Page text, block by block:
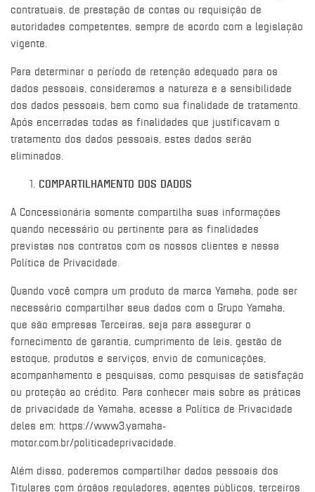
contratuais, de prestação de contas ou requisição de
autoridades competentes, sempre de acordo com a legislação
vigente.
Para determinar o período de retenção adequado para os
dados pessoais, consideramos a natureza e a sensibilidade
dos dados pessoais, bem como sua finalidade de tratamento.
Após encerradas todas as finalidades que justificavam o
tratamento dos dados pessoais, estes dados serão
eliminados.
COMPARTILHAMENTO DOS DADOS
A Concessionária somente compartilha suas informações
quando necessário ou pertinente para as finalidades
previstas nos contratos com os nossos clientes e nessa
Política de Privacidade.
Quando você compra um produto da marca Yamaha, pode ser
necessário compartilhar seus dados com o Grupo Yamaha,
que são empresas Terceiras, seja para assegurar o
fornecimento de garantia, cumprimento de leis, gestão de
estoque, produtos e serviços, envio de comunicações,
acompanhamento e pesquisas, como pesquisas de satisfação
ou proteção ao crédito. Para conhecer mais sobre as práticas
de privacidade da Yamaha, acesse a Política de Privacidade
deles em: https://www3.yamaha-
motor.com.br/politicadeprivacidade
Além disso, poderemos compartilhar dados pessoais dos
Titulares com órgãos reguladores, agentes públicos, terceiros